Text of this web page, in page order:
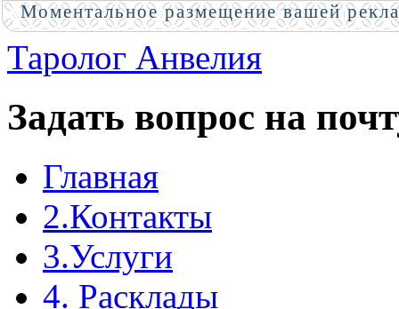
Таролог Анвелия
Задать вопрос на
Главная
2.Контакты
3.Услуги
4. Расклады
Моментальное размещение вашей